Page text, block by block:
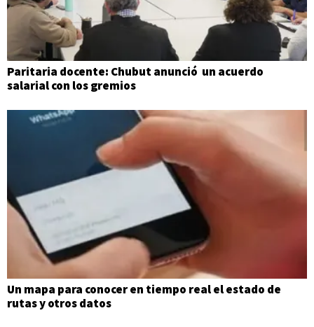
Paritaria docente: Chubut anunció un acuerdo
salarial con los gremios
Un mapa para conocer en tiempo real el estado de
rutas y otros datos